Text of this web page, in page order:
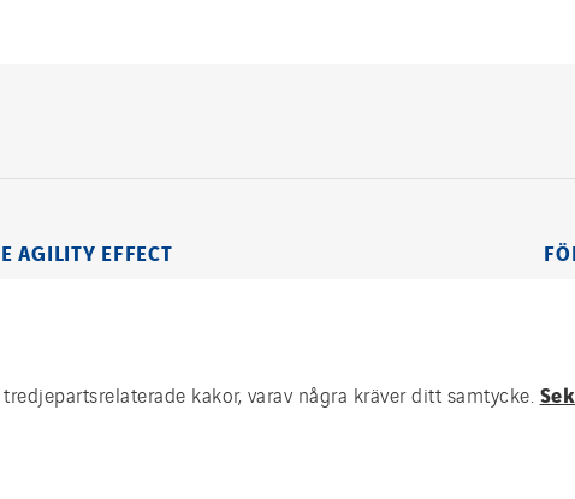
AGILITY EFFECT
kakor, varav några kräver ditt samtycke.